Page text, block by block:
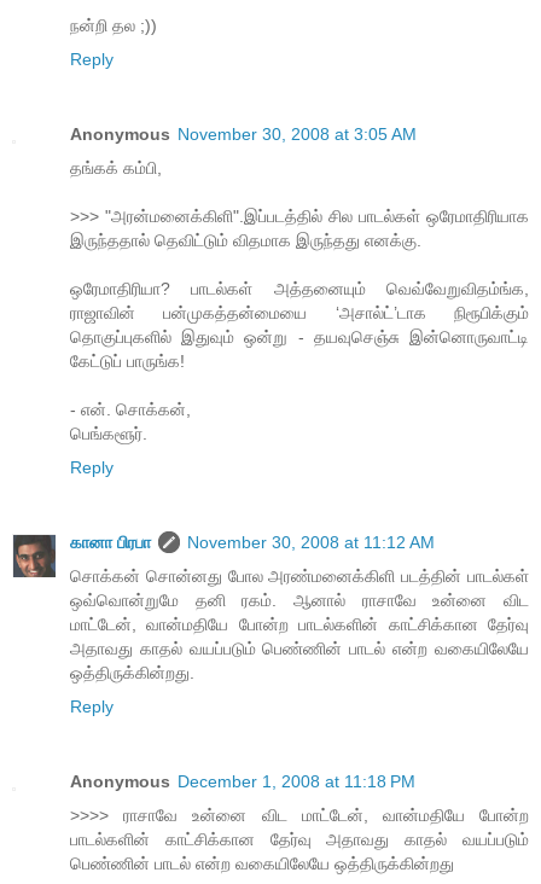
நன்றி தல ;))
Reply
Anonymous November 30, 2008 at 3:05 AM
தங்கக் கம்பி,
>>> "அரன்மனைக்கிளி".இப்படத்தில் சில பாடல்கள் ஒரேமாதிரியாக
இருந்ததால் தெவிட்டும் விதமாக இருந்தது எனக்கு.
ஒரேமாதிரியா? பாடல்கள் அத்தனையும் வெவ்வேறுவிதம்ங்க,
ராஜாவின் பன்முகத்தன்மையை ‘அசால்ட்’டாக நிரூபிக்கும்
தொகுப்புகளில் இதுவும் ஒன்று - தயவுசெஞ்சு இன்னொருவாட்டி
கேட்டுப் பாருங்க!
- என். சொக்கன்,
பெங்களூர்.
Reply
கானா பிரபா
November 30, 2008 at 11:12 AM
சொக்கன் சொன்னது போல அரண்மனைக்கிளி படத்தின் பாடல்கள்
ஒவ்வொன்றுமே தனி ரகம். ஆனால் ராசாவே உன்னை விட
மாட்டேன், வான்மதியே போன்ற பாடல்களின் காட்சிக்கான தேர்வு
அதாவது காதல் வயப்படும் பெண்ணின் பாடல் என்ற வகையிலேயே
ஒத்திருக்கின்றது.
Reply
Anonymous December 1, 2008 at 11:18 PM
>>>> ராசாவே உன்னை விட மாட்டேன், வான்மதியே போன்ற
பாடல்களின் காட்சிக்கான தேர்வு அதாவது காதல் வயப்படும்
பெண்ணின் பாடல் என்ற வகையிலேயே ஒத்திருக்கின்றது